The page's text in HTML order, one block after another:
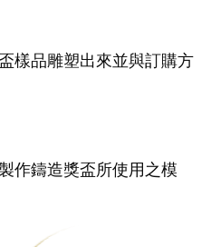
樣品雕塑出來並與訂購方
作鑄造獎盃所使用之模